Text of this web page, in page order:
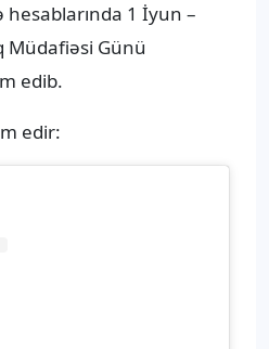
1 İyun –
Müdafiəsi Günü
edib.
edir: